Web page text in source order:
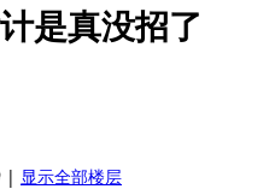
是真没招了
| 显示全部楼层